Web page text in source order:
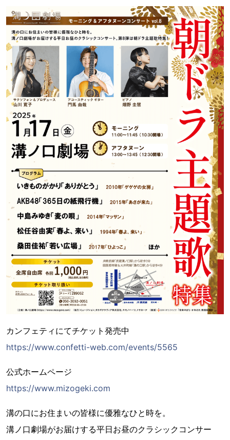
カンフェティにてチケット発売中
https://www.confetti-web.com/events/5565
公式ホームページ
https://www.mizogeki.com
溝の口にお住まいの皆様に優雅なひと時を。
溝ノ口劇場がお届けする平日お昼のクラシックコンサー